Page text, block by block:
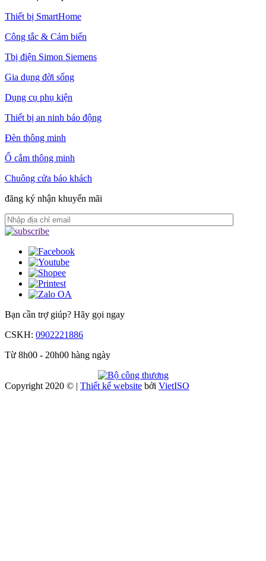
Thiết bị SmartHome
Công tắc & Cảm biến
Tbị điện Simon Siemens
Gia dụng đời sống
Dụng cụ phụ kiện
Thiết bị an ninh báo động
Đèn thông minh
Ổ cắm thông minh
Chuông cửa báo khách
đăng ký nhận khuyến mãi
Bạn cần trợ giúp? Hãy gọi ngay
CSKH: 0902221886
Từ 8h00 - 20h00 hàng ngày
Copyright 2020 © | Thiết kế website bởi VietISO